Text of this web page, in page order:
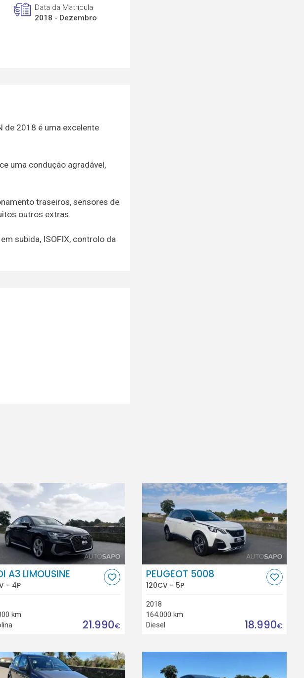
Data da Matrícula
2018 - Dezembro
de 2018 é uma excelente
uma condução agradável,
traseiros, sensores de
outros extras.
subida, ISOFIX, controlo da
A3 LIMOUSINE
- 4P
km
21.990€
PEUGEOT 5008
120CV - 5P
2018
164.000 km
Diesel
18.990€